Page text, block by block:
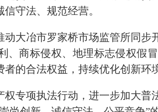
守法、规范经营。
大冶市罗家桥市场监管所同
、商标侵权、地理标志侵权假
的合法权益，持续优化创新环
专项执法行动，进一步加大